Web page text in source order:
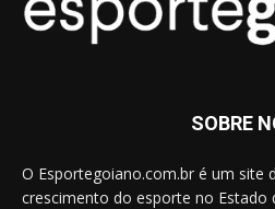
SOBRE
O Esportegoiano.com.br é um site
crescimento do esporte no Estado